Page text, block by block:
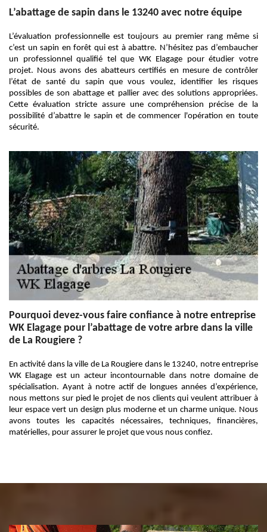
L’abattage de sapin dans le 13240 avec notre équipe
L’évaluation professionnelle est toujours au premier rang même si
c’est un sapin en forêt qui est à abattre. N’hésitez pas d’embaucher
un professionnel qualifié tel que WK Elagage pour étudier votre
projet. Nous avons des abatteurs certifiés en mesure de contrôler
l’état de santé du sapin que vous voulez, identifier les risques
possibles de son abattage et pallier avec des solutions appropriées.
Cette évaluation stricte assure une compréhension précise de la
possibilité d’abattre le sapin et de commencer l'opération en toute
sécurité.
Pourquoi devez-vous faire confiance à notre entreprise
WK Elagage pour l’abattage de votre arbre dans la ville
de La Rougiere ?
En activité dans la ville de La Rougiere dans le 13240, notre entreprise
WK Elagage est un acteur incontournable dans notre domaine de
spécialisation. Ayant à notre actif de longues années d’expérience,
nous mettons sur pied le projet de nos clients qui veulent attribuer à
leur espace vert un design plus moderne et un charme unique. Nous
avons toutes les capacités nécessaires, techniques, financières,
matérielles, pour assurer le projet que vous nous confiez.